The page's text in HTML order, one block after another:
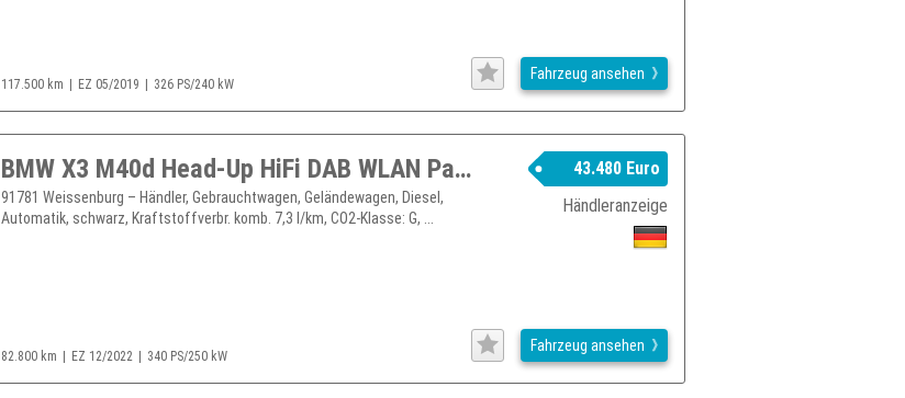
117.500 km EZ 05/2019 326 PS/240 kW
Fahrzeug ansehen
BMW X3 M40d Head-Up HiFi DAB WLAN Pano.Dach RFK
91781 Weissenburg – Händler, Gebrauchtwagen, Geländewagen, Diesel,
Automatik, schwarz, Kraftstoffverbr. komb. 7,3 l/km, CO2-Klasse: G, ...
43.480 Euro
Händleranzeige
82.800 km EZ 12/2022 340 PS/250 kW
Fahrzeug ansehen